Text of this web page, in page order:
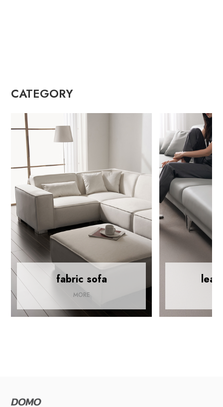
CATEGORY
fabric sofa
MORE